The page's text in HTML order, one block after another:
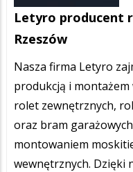
Letyro producent
Rzeszów
Nasza firma Letyro
produkcją i montażem
rolet zewnętrznych,
oraz bram
montowaniem
wewnętrznych. Dzięki